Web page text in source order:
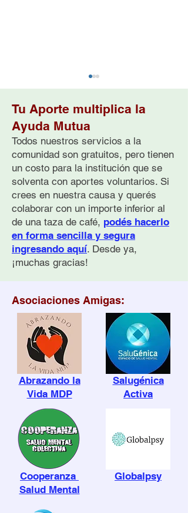
Cómo Ayudar a
Personas con
Pensamientos Suicidas:
Guía Práctica
Tu Aporte multiplica la
Ayuda Mutua
Todos nuestros servicios a la
comunidad son gratuitos, pero tienen
un costo para la institución que se
solventa con aportes voluntarios. Si
crees en nuestra causa y querés
colaborar con un importe inferior al
de una taza de café, podés hacerlo
en forma sencilla y segura
ingresando aquí. Desde ya,
¡muchas gracias!
Asociaciones Amigas:
Abrazando la
Vida MDP
Cooperanza
Salud Mental
Salugénica
Activa
Globalpsy